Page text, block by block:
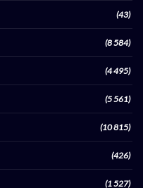
(43)
(8 584)
(4 495)
(5 561)
(10 815)
(426)
(1 527)